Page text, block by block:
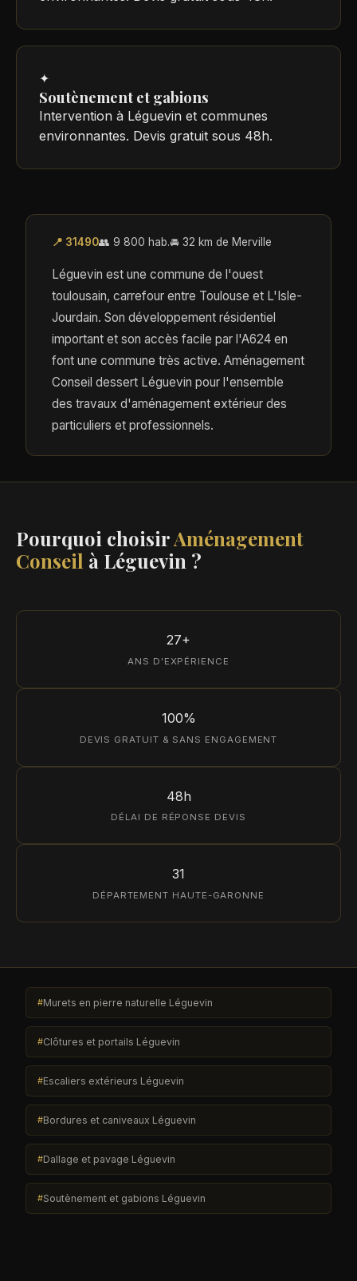
✦
Soutènement et gabions
Intervention à Léguevin et communes
environnantes. Devis gratuit sous 48h.
📍 31490👥 9 800 hab.🚘 32 km de Merville
Léguevin est une commune de l'ouest
toulousain, carrefour entre Toulouse et L'Isle-
Jourdain. Son développement résidentiel
important et son accès facile par l'A624 en
font une commune très active. Aménagement
Conseil dessert Léguevin pour l'ensemble
des travaux d'aménagement extérieur des
particuliers et professionnels.
Pourquoi choisirAménagement
Conseil à Léguevin ?
27+
ANS D'EXPÉRIENCE
100%
DEVIS GRATUIT & SANS ENGAGEMENT
48h
DÉLAI DE RÉPONSE DEVIS
31
DÉPARTEMENT HAUTE-GARONNE
Murets en pierre naturelle Léguevin
Clôtures et portails Léguevin
Escaliers extérieurs Léguevin
Bordures et caniveaux Léguevin
Dallage et pavage Léguevin
Soutènement et gabions Léguevin